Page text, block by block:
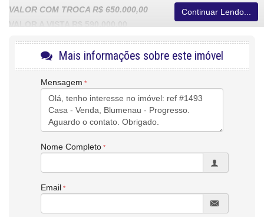
VALOR COM TROCA R$ 650.000,00
PARA MAIS INFORMAÇÕES, ENTRE EM CONTATO COM UM DE
CRECI/SC 4639-J
Características do Imóvel
Área de Serviço
Sala de Estar
Banheiro Social
Churrasqueira
Despensa
Continuar Lendo...
Mais informações sobre este imóvel
Mensagem
Nome Completo
Email